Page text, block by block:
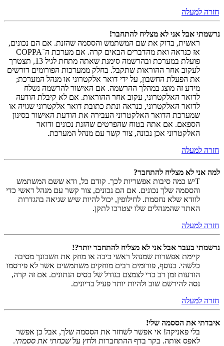
חזרה למעלה
נרשמתי אבל אני לא מצליח להתחבר!
ראשית, בדוק את שם המשתמש והססמה שהזנת. אם הם נכונים,
אז כנראה ואת מהדברים הבאים קרה. אם מערכת ה־COPPA
פועלת במערכת ובהרשמה סימנת שאתה מתחת לגיל 13, תצטרך
לעקוב אחר ההוראות שתקבל. בחלק ממערכות הפורומים דורשים
את הפעלת החשבון, על ידי דואר אלקטרוני או מנהל המערכת;
מידע זה מוצג במהלך ההרשמה. אם האישור להרשמה נשלח
לדואר האלקטרוני, עקוב אחר ההוראות. אם לא קיבלת הודעה
לדואר האלקטרוני, כנראה ונתת כתובת דואר אלקטרוני שגויה או
שמערכת הדואר האלקטרוני העבירה את הודעת האישור בסינון
הספאם. אם אתה בטוח שהפרטים שהזנת נכונים ודואר
האלקטרוני אכן נכונה, צור קשר עם מנהל המערכת.
חזרה למעלה
למה אני לא מצליח להתחבר?
Tיש כמה סיבות אפשריות לכך. קודם כל, ודא ששם המשתמש
והססמה שלך נכונים. אם הם נכונים, צור קשר עם מנהל ראשי כדי
לוודא שלא נחסמת. לחילופין, יכול להיות שיש שגיאה בהגדרות
האתר שהמנהלים שלו יצטרכו לתקן.
חזרה למעלה
נרשמתי בעבר אבל אני לא מצליח להתחבר יותר?!
קיימת אפשרות שמנהל ראשי כיבה או מחק את חשבונך מסיבה
כלשהי. בנוסף, פורומים רבים מוחקים משתמשים אשר לא פירסמו
הודעות זמן רב כדי לצמצם בגודל של בסיס הנתונים. אם זה קרה,
נסה להירשם שוב ולהיות יותר פעיל בדיונים.
חזרה למעלה
איבדתי את הססמה שלי!
בלי פאניקה! אי אפשר לשחזר את הססמה שלך, אבל כן אפשר
לאפס אותה. בקר בדף ההתחברות ולחץ עלשכחתי את ססמתי.